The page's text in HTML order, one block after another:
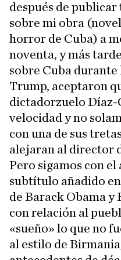
después de
sobre mi obra
horror de Cuba) a
noventa, y más
sobre Cuba durante
Trump, aceptaron
dictadorzuelo Díaz-
velocidad y no
con una de sus
alejaran al director
Pero sigamos con
subtítulo añadido
de Barack Obama y
con relación al
«sueño» lo que no
al estilo de